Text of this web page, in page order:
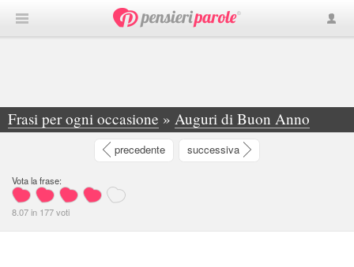
Frasi per ogni occasione » Auguri di Buon Anno
»Lascia alle spalle i cattivi pensieri. Metti... - Valeria Molinaro
precedente successiva
Vota la frase:
8.07in 177voti